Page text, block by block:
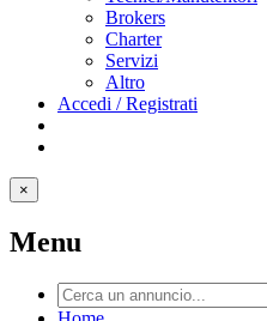
Brokers
Charter
Servizi
Altro
Accedi / Registrati
×
Menu